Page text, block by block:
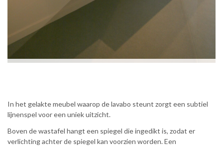
In het gelakte meubel waarop de lavabo steunt zorgt een subtiel
lijnenspel voor een uniek uitzicht.
Boven de wastafel hangt een spiegel die ingedikt is, zodat er
verlichting achter de spiegel kan voorzien worden. Een